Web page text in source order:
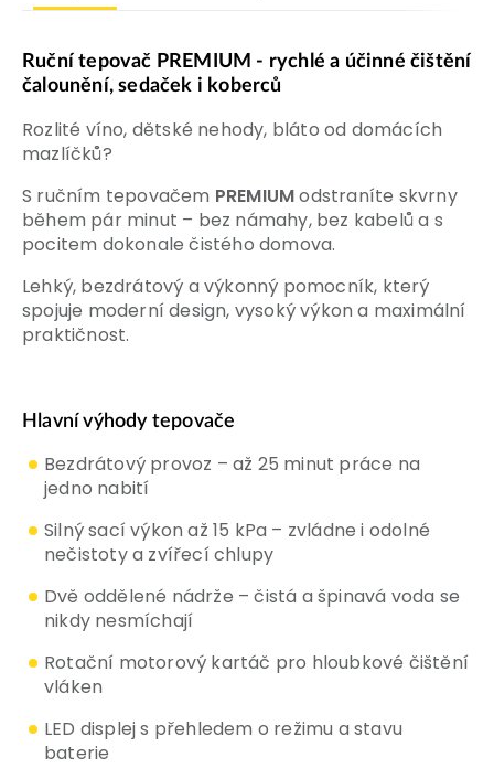
Ruční tepovač PREMIUM - rychlé a účinné čištění
čalounění, sedaček i koberců
Rozlité víno, dětské nehody, bláto od domácích
mazlíčků?
S ručním tepovačem PREMIUModstraníte skvrny
během pár minut – bez námahy, bez kabelů a s
pocitem dokonale čistého domova.
Lehký, bezdrátový a výkonný pomocník, který
spojuje moderní design, vysoký výkon a maximální
praktičnost.
Hlavní výhody tepovače
Bezdrátový provoz – až 25 minut práce na
jedno nabití
Silný sací výkon až 15 kPa – zvládne i odolné
nečistoty a zvířecí chlupy
Dvě oddělené nádrže – čistá a špinavá voda se
nikdy nesmíchají
Rotační motorový kartáč pro hloubkové čištění
vláken
LED displej s přehledem o režimu a stavu
baterie